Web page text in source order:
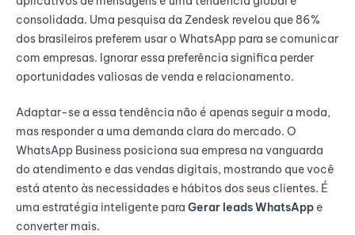
consolidada. Uma pesquisa da Zendesk revelou que 86%
dos brasileiros preferem usar o WhatsApp para se comunicar
com empresas. Ignorar essa preferência significa perder
oportunidades valiosas de venda e relacionamento.
Adaptar-se a essa tendência não é apenas seguir a moda,
mas responder a uma demanda clara do mercado. O
WhatsApp Business posiciona sua empresa na vanguarda
do atendimento e das vendas digitais, mostrando que você
está atento às necessidades e hábitos dos seus clientes. É
uma estratégia inteligente para Gerar leads WhatsApp e
converter mais.